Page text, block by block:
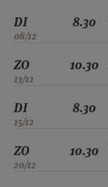
DI
08/12
8.30
ZO
13/12
10.30
DI
15/12
8.30
ZO
20/12
10.30